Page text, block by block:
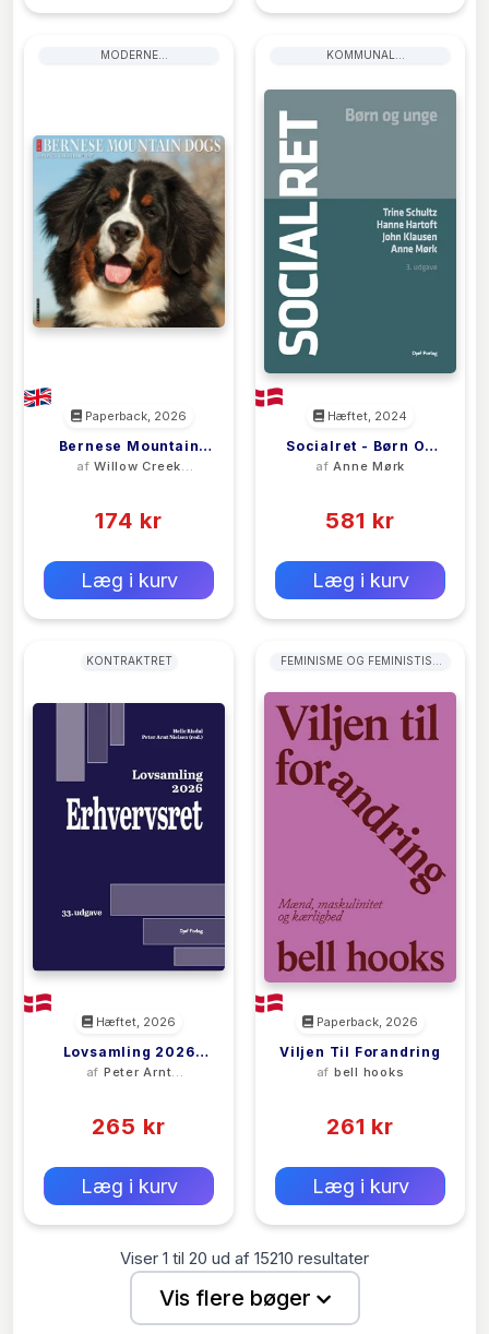
MODERNE
Paperback, 2026
Bernese Mountain
Dogs 2027 Wall
afWillow Creek
174 kr
Læg i kurv
KOMMUNAL
Hæftet, 2024
Socialret - Børn Og
Unge
afAnne Mørk
581 kr
Læg i kurv
KONTRAKTRET
Hæftet, 2026
Lovsamling 2026
Erhvervsret
af Peter Arnt
265 kr
Læg i kurv
FEMINISME OG FEMINISTISK
Paperback, 2026
Viljen Til Forandring
af bell hooks
261 kr
Læg i kurv
Viser 1 til 20 ud af 15210 resultater
Vis flere bøger